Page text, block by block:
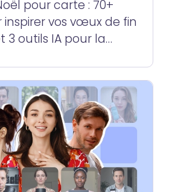
pour carte : 70+
inspirer vos vœux de fin
3 outils IA pour la